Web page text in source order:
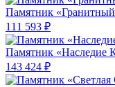
Памятник
111 593 ₽
Памятник «Наследие
143 424 ₽